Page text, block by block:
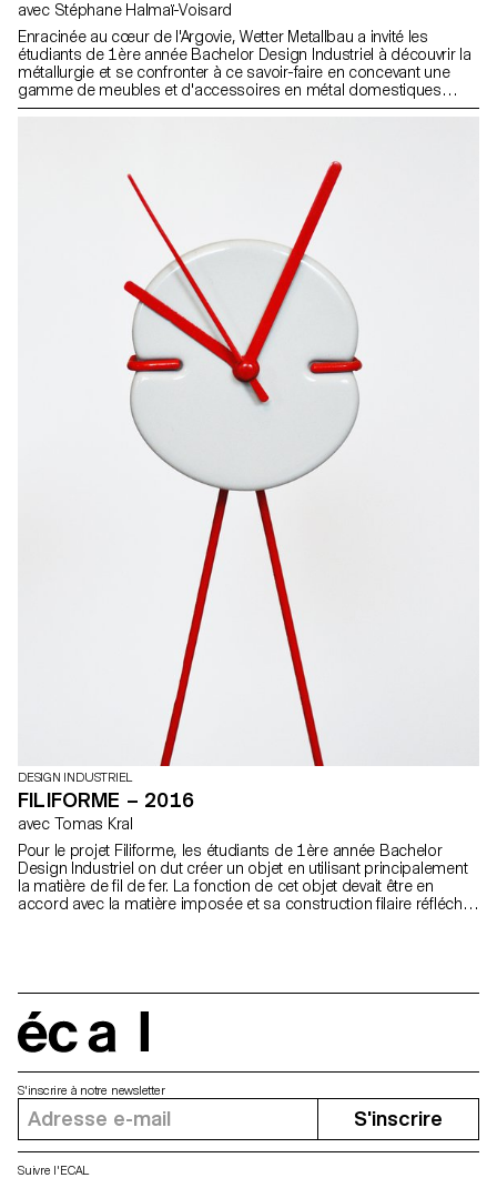
avec Stéphane Halmaï-Voisard
Enracinée au cœur de l'Argovie, Wetter Metallbau a invité les
étudiants de 1ère année Bachelor Design Industriel à découvrir la
métallurgie et se confronter à ce savoir-faire en concevant une
gamme de meubles et d'accessoires en métal domestiques
produits par les apprentis serrurier de Wetter. Photos par
DESIGN INDUSTRIEL
FILIFORME – 2016
avec Tomas Kral
Pour le projet Filiforme, les étudiants de 1ère année Bachelor
Design Industriel on dut créer un objet en utilisant principalement
la matière de fil de fer. La fonction de cet objet devait être en
accord avec la matière imposée et sa construction filaire réfléchie
S'inscrire à notre newsletter
S'inscrire
Suivre l'ECAL